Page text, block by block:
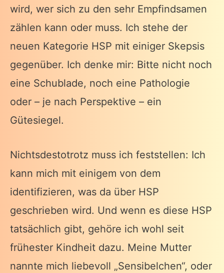
wird, wer sich zu den sehr Empfindsamen
zählen kann oder muss. Ich stehe der
neuen Kategorie HSP mit einiger Skepsis
gegenüber. Ich denke mir: Bitte nicht noch
eine Schublade, noch eine Pathologie
oder – je nach Perspektive – ein
Gütesiegel.
Nichtsdestotrotz muss ich feststellen: Ich
kann mich mit einigem von dem
identifizieren, was da über HSP
geschrieben wird. Und wenn es diese HSP
tatsächlich gibt, gehöre ich wohl seit
frühester Kindheit dazu. Meine Mutter
nannte mich liebevoll „Sensibelchen“, oder